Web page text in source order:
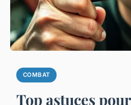
COMBAT
Top astuces pour